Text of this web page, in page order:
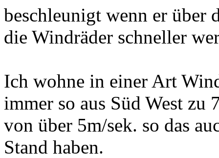
beschleunigt wenn er über
die Windräder schneller
Ich wohne in einer Art
immer so aus Süd West
von über 5m/sek. so das
Stand haben.